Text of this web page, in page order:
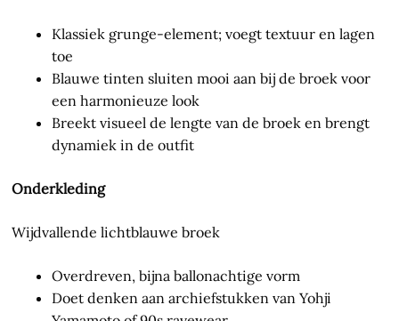
Klassiek grunge-element; voegt textuur en lagen
toe
Blauwe tinten sluiten mooi aan bij de broek voor
een harmonieuze look
Breekt visueel de lengte van de broek en brengt
dynamiek in de outfit
Onderkleding
Wijdvallende lichtblauwe broek
Overdreven, bijna ballonachtige vorm
Doet denken aan archiefstukken van Yohji